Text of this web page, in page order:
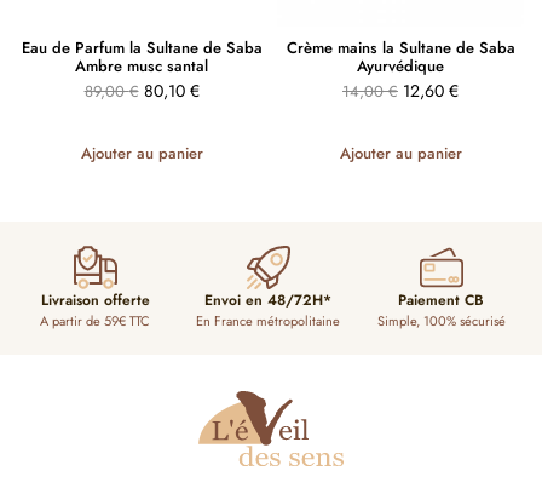
Eau de Parfum la Sultane de Saba
Ambre musc santal
89,00€ 80,10 €
Ajouter au panier
Crème mains la Sultane de Saba
Ayurvédique
14,00€ 12,60 €
Ajouter au panier
Livraison offerte
A partir de 59€ TTC
Envoi en 48/72H*
En France métropolitaine
Paiement CB
Simple, 100% sécurisé